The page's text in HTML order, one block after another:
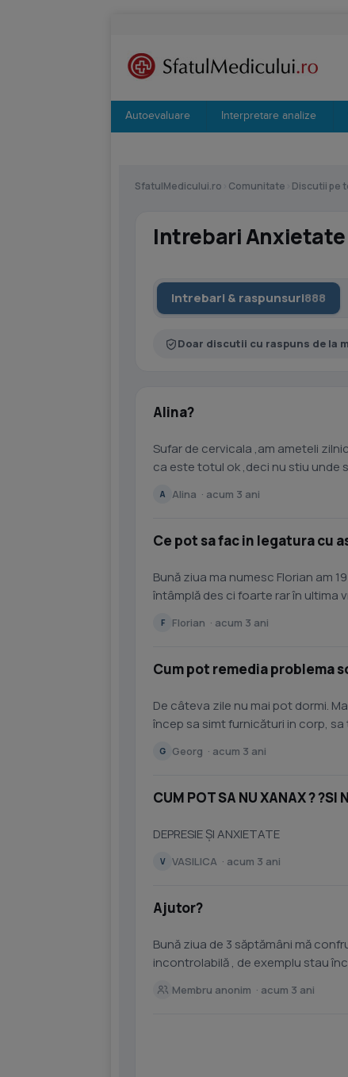
Autoevaluare Interpretare analize
SfatulMedicului.ro Comunitate Discutii pe
Intrebari Anxietate
Intrebari & raspunsuri888
Doar discutii cu raspuns de la
Alina?
Sufar de cervicala ,am ameteli
ca este totul ok ,deci nu stiu unde
A Alina · acum 3 ani
Ce pot sa fac in legatura cu
Bună ziua ma numesc Florian am
întâmplă des ci foarte rar în ultima
F Florian · acum 3 ani
Cum pot remedia problema
De câteva zile nu mai pot dormi.
încep sa simt furnicături in corp,
G Georg · acum 3 ani
CUM POT SA NU XANAX ? ?SI
DEPRESIE ȘI ANXIETATE
V VASILICA · acum 3 ani
Ajutor?
Bună ziua de 3 săptămâni mă
incontrolabilă , de exemplu stau
Membru anonim · acum 3 ani